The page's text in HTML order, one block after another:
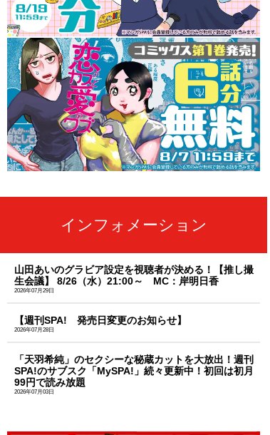
インフォメーション
山田あいのグラビア設定を視聴者が決める！【推し撮
生会議】 8/26（水）21:00～ MC：岸明日香
2026年07月29日
【週刊SPA! 発売日変更のお知らせ】
2026年07月28日
「天羽希純」のセクシーな秘蔵カットを大放出！週刊
SPA!のサブスク「MySPA!」続々更新中！初回は初月
99円で読み放題
2026年07月03日